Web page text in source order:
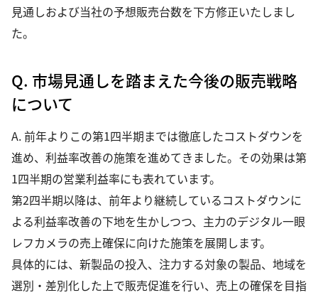
見通しおよび当社の予想販売台数を下方修正いたしまし
た。
Q. 市場見通しを踏まえた今後の販売戦略
について
A. 前年よりこの第1四半期までは徹底したコストダウンを
進め、利益率改善の施策を進めてきました。その効果は第
1四半期の営業利益率にも表れています。
第2四半期以降は、前年より継続しているコストダウンに
よる利益率改善の下地を生かしつつ、主力のデジタル一眼
レフカメラの売上確保に向けた施策を展開します。
具体的には、新製品の投入、注力する対象の製品、地域を
選別・差別化した上で販売促進を行い、売上の確保を目指